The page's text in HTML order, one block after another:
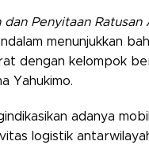
Penyitaan Ratusan
menunjukkan
dengan kelompok
Yahukimo.
adanya
logistik